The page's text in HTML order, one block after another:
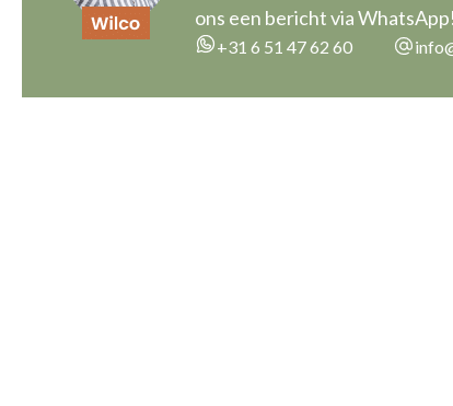
ons een bericht via WhatsApp!
+31 6 51 47 62 60